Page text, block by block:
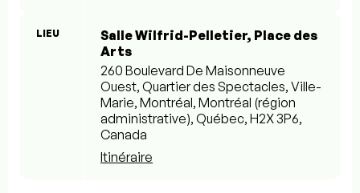
LIEU
Salle Wilfrid-Pelletier, Place des
Arts
260 Boulevard De Maisonneuve
Ouest, Quartier des Spectacles, Ville-
Marie, Montréal, Montréal (région
administrative), Québec, H2X 3P6,
Canada
Itinéraire